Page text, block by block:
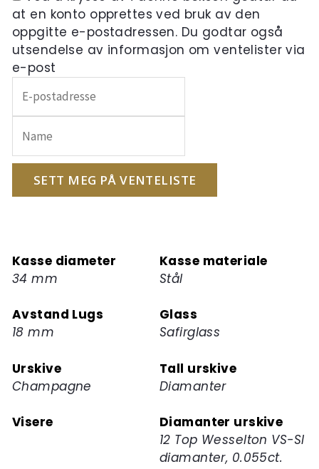
at en konto opprettes ved bruk av den
oppgitte e-postadressen. Du godtar også
utsendelse av informasjon om ventelister via
e-post
inn
e-
postadressen
din
ventelisten
for
produktet
SETT MEG PÅ VENTELISTE
Kasse diameter
34 mm
Kasse materiale
Stål
Avstand Lugs
18 mm
Glass
Safirglass
Urskive
Champagne
Tall urskive
Diamanter
Visere
Diamanter urskive
12 Top Wesselton VS-SI
diamanter, 0.055ct.